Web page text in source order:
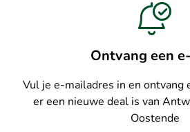
Ontvang een
Vul je e-mailadres in en ontvang
er een nieuwe deal is van
Oostende